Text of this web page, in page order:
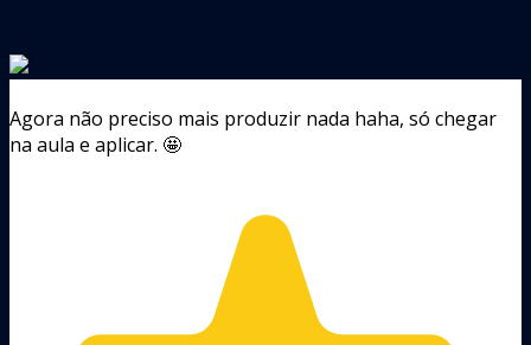
Agora não preciso mais produzir nada haha, só chegar
na aula e aplicar. 🤩